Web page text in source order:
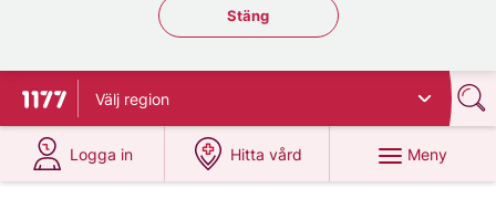
Stäng regionsväljaren
Stäng
Till startsidan för 1177
Välj region
Logga in
på 1177.se
Hitta vård
på 1177.se
Meny